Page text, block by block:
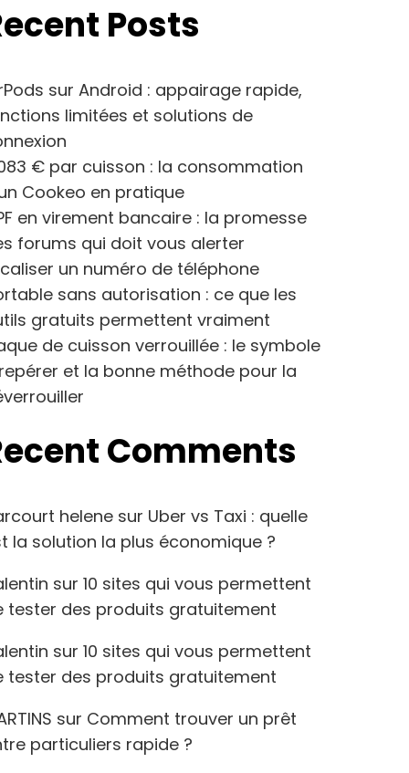
Posts
sur Android : appairage rapide,
limitées et solutions de
€ par cuisson : la consommation
Cookeo en pratique
en virement bancaire : la promesse
forums qui doit vous alerter
un numéro de téléphone
sans autorisation : ce que les
gratuits permettent vraiment
de cuisson verrouillée : le symbole
et la bonne méthode pour la
Comments
helene sur Uber vs Taxi : quelle
la solution la plus économique ?
sur 10 sites qui vous permettent
tester des produits gratuitement
sur 10 sites qui vous permettent
tester des produits gratuitement
sur Comment trouver un prêt
particuliers rapide ?